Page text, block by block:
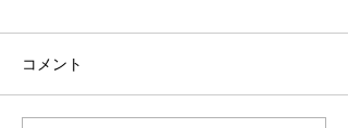
コメント